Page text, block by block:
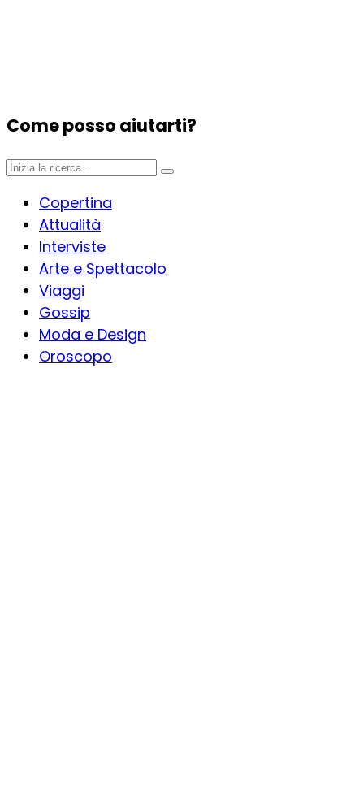
Come posso aiutarti?
Copertina
Attualità
Interviste
Arte e Spettacolo
Viaggi
Gossip
Moda e Design
Oroscopo